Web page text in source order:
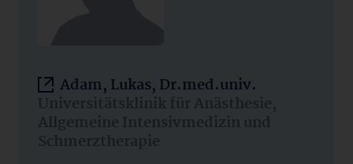
Adam, Lukas, Dr.med.univ.
Universitätsklinik für Anästhesie,
Allgemeine Intensivmedizin und
Schmerztherapie